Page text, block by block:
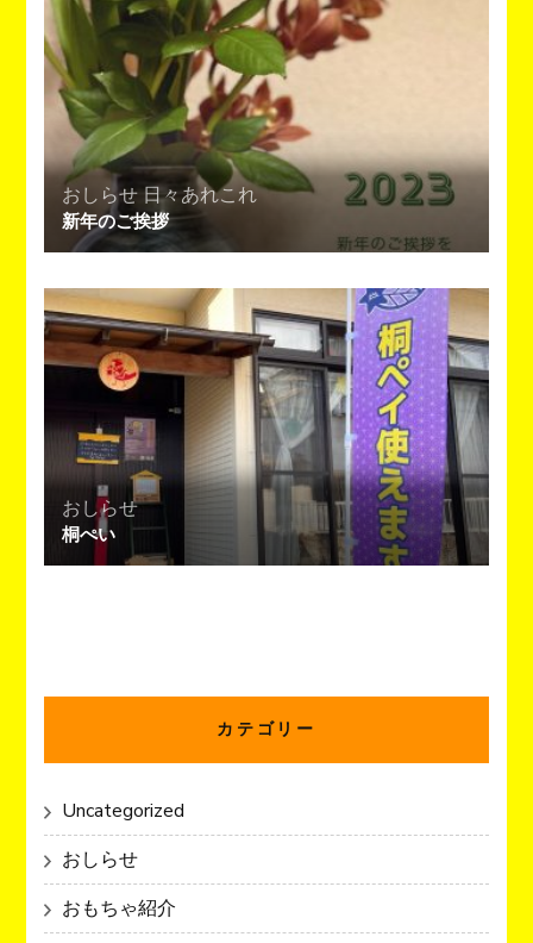
おしらせ 日々あれこれ
新年のご挨拶
おしらせ
桐ぺい
カテゴリー
Uncategorized
おしらせ
おもちゃ紹介